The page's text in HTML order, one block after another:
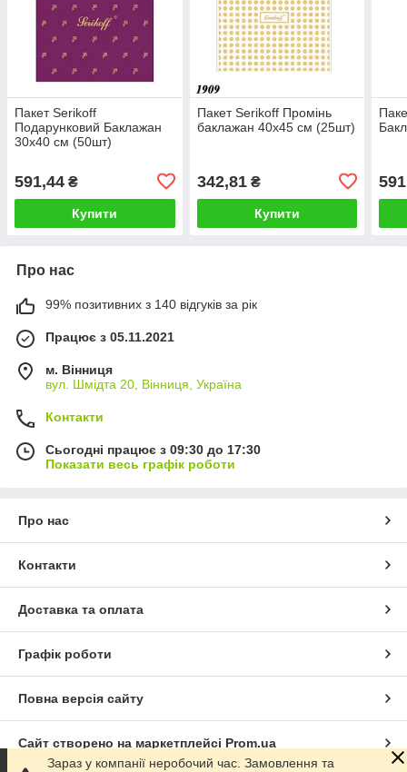
Пакет Serikoff
Подарунковий Баклажан
30х40 см (50шт)
591,44 ₴
Купити
Пакет Serikoff Промінь
баклажан 40х45 см (25шт)
342,81₴
Купити
Про нас
99% позитивних з 140 відгуків за рік
Працює з 05.11.2021
м. Вінниця
вул. Шмідта 20, Вінниця, Україна
Контакти
Сьогодні працює з 09:30 до 17:30
Показати весь графік роботи
Про нас
Контакти
Доставка та оплата
Графік роботи
Повна версія сайту
Сайт створено на маркетплейсі Prom.ua
Зараз у компанії неробочий час. Замовлення та